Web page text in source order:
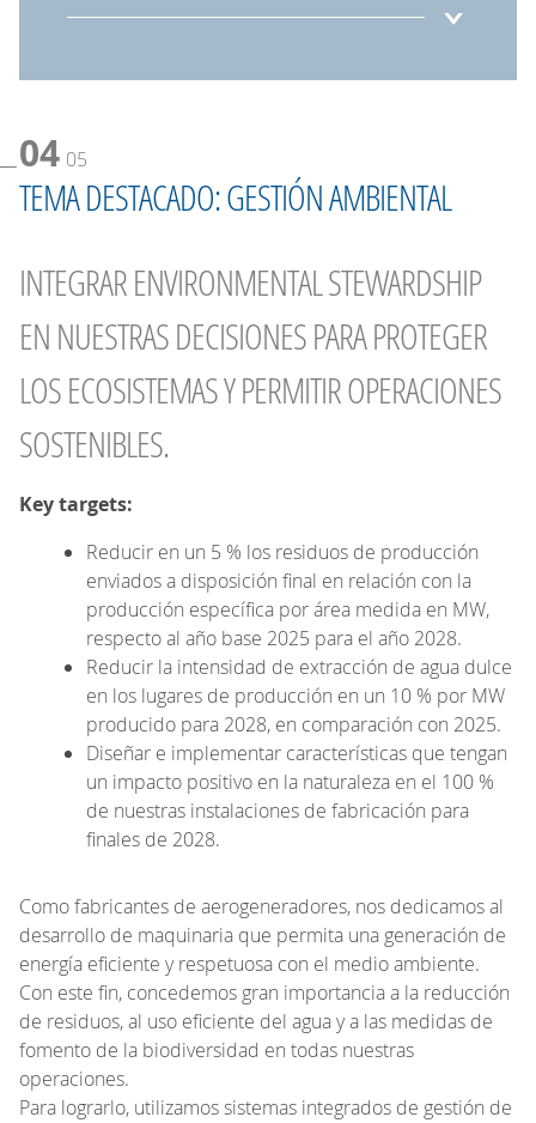
04 05
TEMA DESTACADO: GESTIÓN AMBIENTAL
INTEGRAR ENVIRONMENTAL STEWARDSHIP
EN NUESTRAS DECISIONES PARA PROTEGER
LOS ECOSISTEMAS Y PERMITIR OPERACIONES
SOSTENIBLES.
Key targets:
Reducir en un 5 % los residuos de producción
enviados a disposición final en relación con la
producción específica por área medida en MW,
respecto al año base 2025 para el año 2028.
Reducir la intensidad de extracción de agua dulce
en los lugares de producción en un 10 % por MW
producido para 2028, en comparación con 2025.
Diseñar e implementar características que tengan
un impacto positivo en la naturaleza en el 100 %
de nuestras instalaciones de fabricación para
finales de 2028.
Como fabricantes de aerogeneradores, nos dedicamos al
desarrollo de maquinaria que permita una generación de
energía eficiente y respetuosa con el medio ambiente.
Con este fin, concedemos gran importancia a la reducción
de residuos, al uso eficiente del agua y a las medidas de
fomento de la biodiversidad en todas nuestras
operaciones.
Para lograrlo, utilizamos sistemas integrados de gestión de